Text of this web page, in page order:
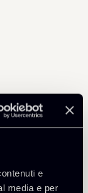
e
media e per